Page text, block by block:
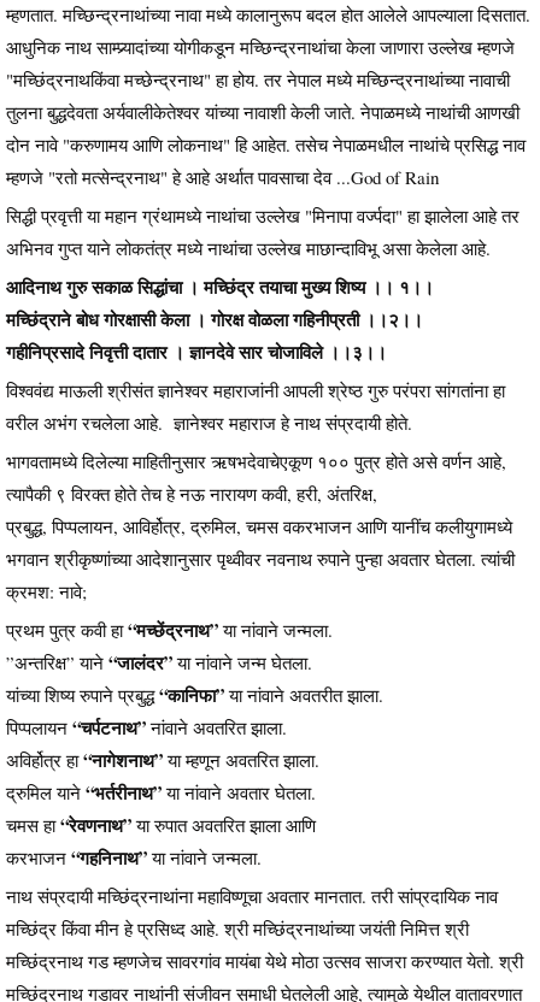
म्हणतात. मच्छिन्द्रनाथांच्या नावा मध्ये कालानुरूप बदल होत आलेले आपल्याला दिसतात.
आधुनिक नाथ साम्प्र्यादांच्या योगीकडून मच्छिन्द्रनाथांचा केला जाणारा उल्लेख म्हणजे
"मच्छिंद्रनाथकिंवा मच्छेन्द्रनाथ" हा होय. तर नेपाल मध्ये मच्छिन्द्रनाथांच्या नावाची
तुलना बुद्धदेवता अर्यवालीकेतेश्वर यांच्या नावाशी केली जाते. नेपाळमध्ये नाथांची आणखी
दोन नावे "करुणामय आणि लोकनाथ" हि आहेत. तसेच नेपाळमधील नाथांचे प्रसिद्ध नाव
म्हणजे "रतो मत्सेन्द्रनाथ" हे आहे अर्थात पावसाचा देव ...God of Rain
सिद्धी प्रवृत्ती या महान ग्रंथामध्ये नाथांचा उल्लेख "मिनापा वर्ज्पदा" हा झालेला आहे तर
अभिनव गुप्त याने लोकतंत्र मध्ये नाथांचा उल्लेख माछान्दाविभू असा केलेला आहे.
आदिनाथ गुरु सकाळ सिद्धांचा । मच्छिंद्र तयाचा मुख्य शिष्य ।। १।।
मच्छिंद्राने बोध गोरक्षासी केला । गोरक्ष वोळला गहिनीप्रती ।।२।।
गहीनिप्रसादे निवृत्ती दातार । ज्ञानदेवे सार चोजाविले ।।३।।
विश्ववंद्य माऊली श्रीसंत ज्ञानेश्वर महाराजांनी आपली श्रेष्ठ गुरु परंपरा सांगतांना हा
वरील अभंग रचलेला आहे. ज्ञानेश्वर महाराज हे नाथ संप्रदायी होते.
भागवतामध्ये दिलेल्या माहितीनुसार ऋषभदेवाचेएकूण १०० पुत्र होते असे वर्णन आहे,
त्यापैकी ९ विरक्त होते तेच हे नऊ नारायण कवी, हरी, अंतरिक्ष,
प्रबुद्ध, पिप्पलायन, आविर्होत्र, द्रुमिल, चमस वकरभाजन आणि यानींच कलीयुगामध्ये
भगवान श्रीकृष्णांच्या आदेशानुसार पृथ्वीवर नवनाथ रुपाने पुन्हा अवतार घेतला. त्यांची
क्रमश: नावे;
प्रथम पुत्र कवी हा“मच्छेंद्रनाथ”या नांवाने जन्मला.
”अन्तरिक्ष” याने “जालंदर”या नांवाने जन्म घेतला.
यांच्या शिष्य रुपाने प्रबुद्ध“कानिफा”या नांवाने अवतरीत झाला.
पिप्पलायन “चर्पटनाथ”नांवाने अवतरित झाला.
अविर्होत्र हा“नागेशनाथ”या म्हणून अवतरित झाला.
द्रुमिल याने “भर्तरीनाथ”या नांवाने अवतार घेतला.
चमस हा“रेवणनाथ”या रुपात अवतरित झाला आणि
करभाजन “गहनिनाथ”या नांवाने जन्मला.
नाथ संप्रदायी मच्छिंद्रनाथांना महाविष्णूचा अवतार मानतात. तरी सांप्रदायिक नाव
मच्छिंद्र किंवा मीन हे प्रसिध्द आहे. श्री मच्छिंद्रनाथांच्या जयंती निमित्त श्री
मच्छिंद्रनाथ गड म्हणजेच सावरगांव मायंबा येथे मोठा उत्सव साजरा करण्यात येतो. श्री
मच्छिंद्रनाथ गडावर नाथांनी संजीवन समाधी घेतलेली आहे, त्यामुळे येथील वातावरणात